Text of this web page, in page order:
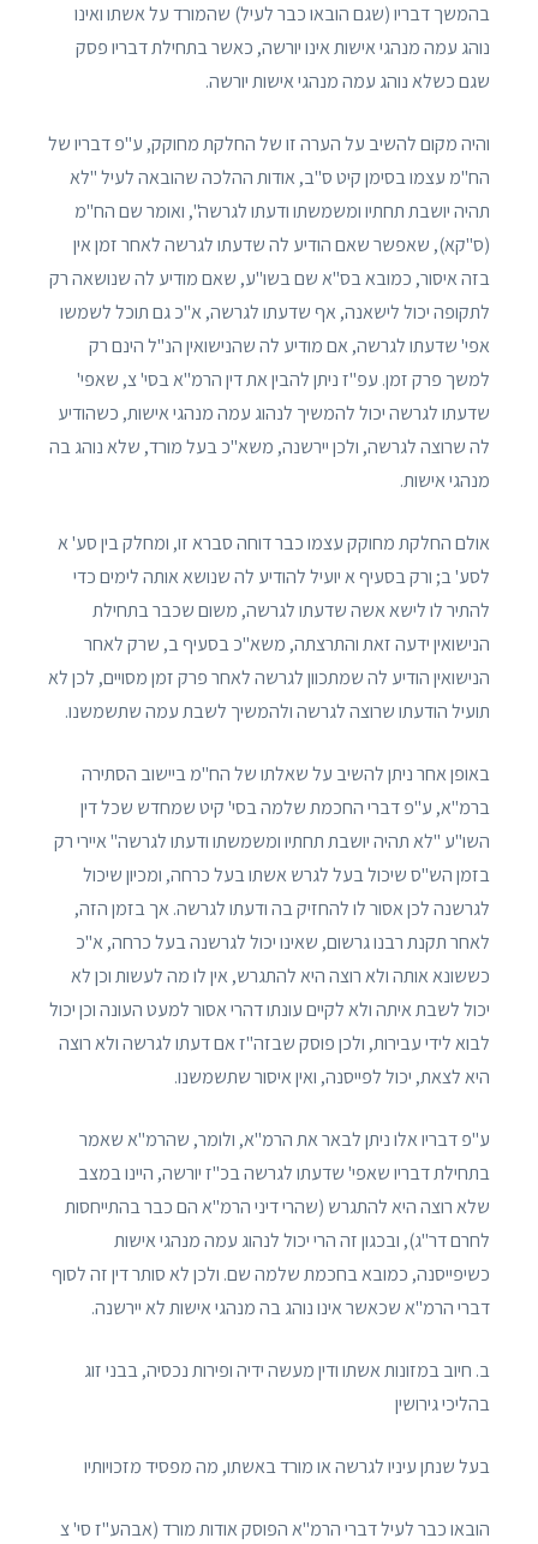
בהמשך דבריו (שגם הובאו כבר לעיל) שהמורד על אשתו ואינו
נוהג עמה מנהגי אישות אינו יורשה, כאשר בתחילת דבריו פסק
שגם כשלא נוהג עמה מנהגי אישות יורשה.
והיה מקום להשיב על הערה זו של החלקת מחוקק, ע"פ דבריו של
הח"מ עצמו בסימן קיט ס"ב, אודות ההלכה שהובאה לעיל "לא
תהיה יושבת תחתיו ומשמשתו ודעתו לגרשה", ואומר שם הח"מ
(ס"קא), שאפשר שאם הודיע לה שדעתו לגרשה לאחר זמן אין
בזה איסור, כמובא בס"א שם בשו"ע, שאם מודיע לה שנושאה רק
לתקופה יכול לישאנה, אף שדעתו לגרשה, א"כ גם תוכל לשמשו
אפי' שדעתו לגרשה, אם מודיע לה שהנישואין הנ"ל הינם רק
למשך פרק זמן. עפ"ז ניתן להבין את דין הרמ"א בסי' צ, שאפי'
שדעתו לגרשה יכול להמשיך לנהוג עמה מנהגי אישות, כשהודיע
לה שרוצה לגרשה, ולכן יירשנה, משא"כ בעל מורד, שלא נוהג בה
מנהגי אישות.
אולם החלקת מחוקק עצמו כבר דוחה סברא זו, ומחלק בין סע' א
לסע' ב; ורק בסעיף א יועיל להודיע לה שנושא אותה לימים כדי
להתיר לו לישא אשה שדעתו לגרשה, משום שכבר בתחילת
הנישואין ידעה זאת והתרצתה, משא"כ בסעיף ב, שרק לאחר
הנישואין הודיע לה שמתכוון לגרשה לאחר פרק זמן מסויים, לכן לא
תועיל הודעתו שרוצה לגרשה ולהמשיך לשבת עמה שתשמשנו.
באופן אחר ניתן להשיב על שאלתו של הח"מ ביישוב הסתירה
ברמ"א, ע"פ דברי החכמת שלמה בסי' קיט שמחדש שכל דין
השו"ע "לא תהיה יושבת תחתיו ומשמשתו ודעתו לגרשה" איירי רק
בזמן הש"ס שיכול בעל לגרש אשתו בעל כרחה, ומכיון שיכול
לגרשנה לכן אסור לו להחזיק בה ודעתו לגרשה. אך בזמן הזה,
לאחר תקנת רבנו גרשום, שאינו יכול לגרשנה בעל כרחה, א"כ
כששונא אותה ולא רוצה היא להתגרש, אין לו מה לעשות וכן לא
יכול לשבת איתה ולא לקיים עונתו דהרי אסור למעט העונה וכן יכול
לבוא לידי עבירות, ולכן פוסק שבזה"ז אם דעתו לגרשה ולא רוצה
היא לצאת, יכול לפייסנה, ואין איסור שתשמשנו.
ע"פ דבריו אלו ניתן לבאר את הרמ"א, ולומר, שהרמ"א שאמר
בתחילת דבריו שאפי' שדעתו לגרשה בכ"ז יורשה, היינו במצב
שלא רוצה היא להתגרש (שהרי דיני הרמ"א הם כבר בהתייחסות
לחרם דר"ג), ובכגון זה הרי יכול לנהוג עמה מנהגי אישות
כשיפייסנה, כמובא בחכמת שלמה שם. ולכן לא סותר דין זה לסוף
דברי הרמ"א שכאשר אינו נוהג בה מנהגי אישות לא יירשנה.
ב. חיוב במזונות אשתו ודין מעשה ידיה ופירות נכסיה, בבני זוג
בהליכי גירושין
בעל שנתן עיניו לגרשה או מורד באשתו, מה מפסיד מזכויותיו
הובאו כבר לעיל דברי הרמ"א הפוסק אודות מורד (אבהע"ז סי' צ